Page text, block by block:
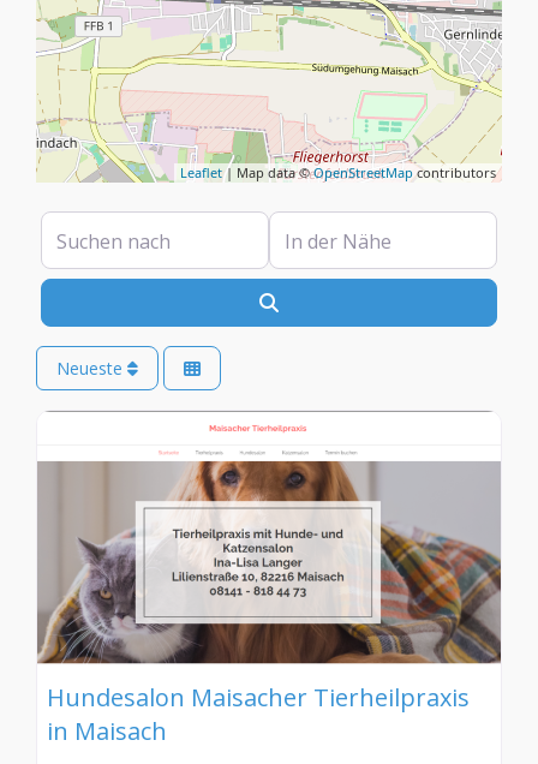
Leaflet| Map data ©OpenStreetMapcontributors
Suchen nach In der Nähe
Neueste
Hundesalon Maisacher Tierheilpraxis
in Maisach